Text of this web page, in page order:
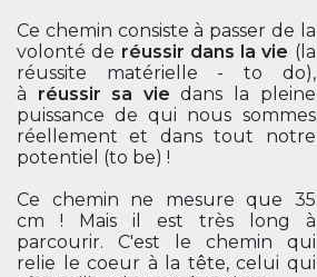
Ce chemin consiste à passer de la
volonté de réussir dans la vie (la
réussite matérielle - to do),
à réussir sa vie dans la pleine
puissance de qui nous sommes
réellement et dans tout notre
potentiel (to be) !
Ce chemin ne mesure que 35
cm ! Mais il est très long à
parcourir. C'est le chemin qui
relie le coeur à la tête, celui qui